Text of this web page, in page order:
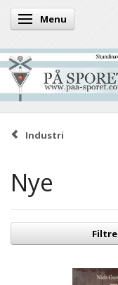
Skifte navigation
Menu
Industri
Nye
Filtre